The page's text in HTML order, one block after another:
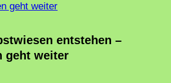
geht weiter
entstehen –
geht weiter